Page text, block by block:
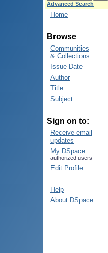
Advanced Search
Home
Browse
Communities
& Collections
Issue Date
Author
Title
Subject
Sign on to:
Receive email
updates
My DSpace
authorized users
Edit Profile
Help
About DSpace